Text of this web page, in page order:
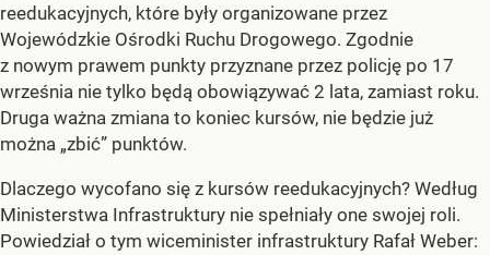
reedukacyjnych, które były organizowane przez
Wojewódzkie Ośrodki Ruchu Drogowego. Zgodnie
z nowym prawem punkty przyznane przez policję po 17
września nie tylko będą obowiązywać 2 lata, zamiast roku.
Druga ważna zmiana to koniec kursów, nie będzie już
można „zbić” punktów.
Dlaczego wycofano się z kursów reedukacyjnych? Według
Ministerstwa Infrastruktury nie spełniały one swojej roli.
Powiedział o tym wiceminister infrastruktury Rafał Weber: